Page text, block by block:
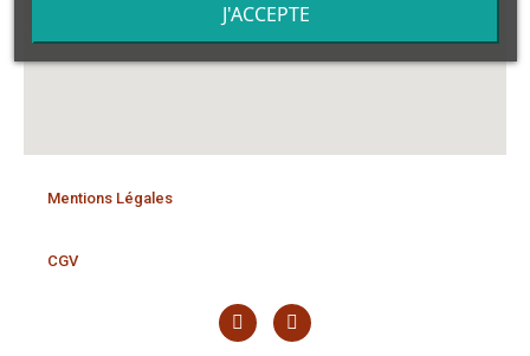
J'ACCEPTE
Mentions Légales
CGV